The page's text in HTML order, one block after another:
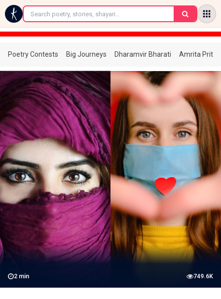
←
Poetry Contests Big Journeys Dharamvir Bharati Amrita
2 min 749.6K